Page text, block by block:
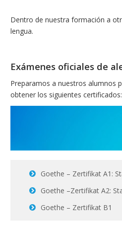
Dentro de nuestra formación a
lengua.
Exámenes oficiales de
Preparamos a nuestros alumnos
obtener los siguientes
Goethe – Zertifikat A1:
Goethe –Zertifikat A2:
Goethe – Zertifikat B1